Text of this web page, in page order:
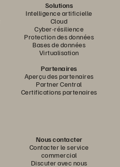
Solutions
Intelligence artificielle
Cloud
Cyber-résilience
Protection des données
Bases de données
Virtualisation
Partenaires
Aperçu des partenaires
Partner Central
Certifications partenaires
Nous contacter
Contacter le service
commercial
Discuter avec nous